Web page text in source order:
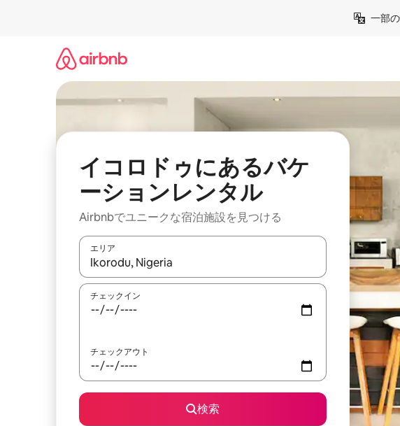
一部
イコロドゥにあるバケ
ーションレンタル
Airbnbでユニークな宿泊施設を見つける
エリア
検索結果が表示されたら、上下の矢印キーを使って移動するか、画面
チェックイン
チェックアウト
検索